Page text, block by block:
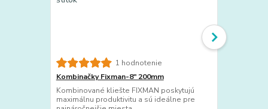
1 hodnotenie
Kombinačky Fixman-8" 200mm
Kombinované kliešte FIXMAN poskytujú
maximálnu produktivitu a sú ideálne pre